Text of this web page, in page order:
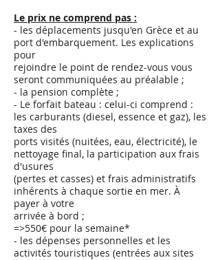
Le prix ne comprend pas :
- les déplacements jusqu'en Grèce et au
port d'embarquement. Les explications
pour
rejoindre le point de rendez-vous vous
seront communiquées au préalable ;
- la pension complète ;
- Le forfait bateau : celui-ci comprend :
les carburants (diesel, essence et gaz), les
taxes des
ports visités (nuitées, eau, électricité), le
nettoyage final, la participation aux frais
d'usures
(pertes et casses) et frais administratifs
inhérents à chaque sortie en mer. À
payer à votre
arrivée à bord ;
=>550€ pour la semaine*
- les dépenses personnelles et les
activités touristiques (entrées aux sites